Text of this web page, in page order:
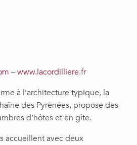
–www.lacordilliere.fr
à l’architecture typique, la
des Pyrénées, propose des
d’hôtes et en gîte.
accueillent avec deux